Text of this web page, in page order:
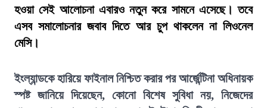
হওয়া সেই আলোচনা এবারও নতুন করে সামনে এসেছে। তবে
এসব সমালোচনার জবাব দিতে আর চুপ থাকলেন না লিওনেল
মেসি।
ইংল্যান্ডকে হারিয়ে ফাইনাল নিশ্চিত করার পর আর্জেন্টিনা অধিনায়ক
স্পষ্ট জানিয়ে দিয়েছেন, কোনো বিশেষ সুবিধা নয়, নিজেদের